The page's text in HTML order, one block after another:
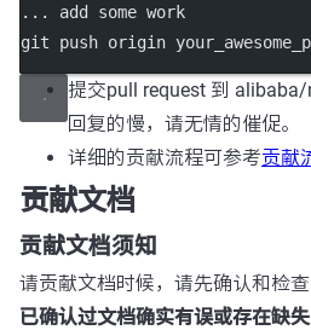
... add some work
git push origin
提交pull request 到
回复的慢，请无情的催促。
详细的贡献流程可参考贡献
贡献文档
贡献文档须知
请贡献文档时候，请先确认和检查
已确认过文档确实有误或存在缺失